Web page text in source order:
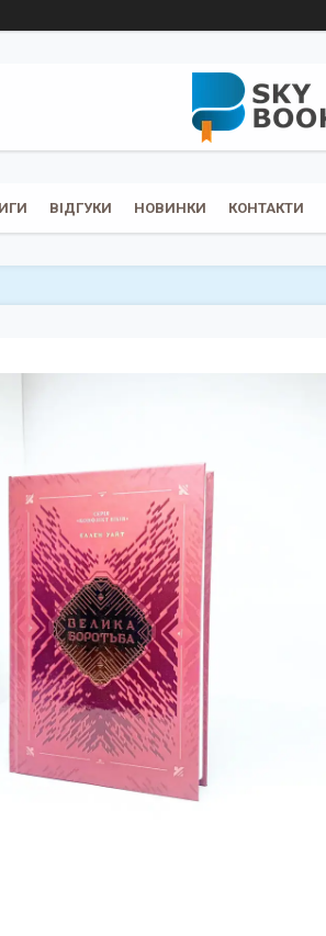
ВІДГУКИ НОВИНКИ КОНТАКТИ